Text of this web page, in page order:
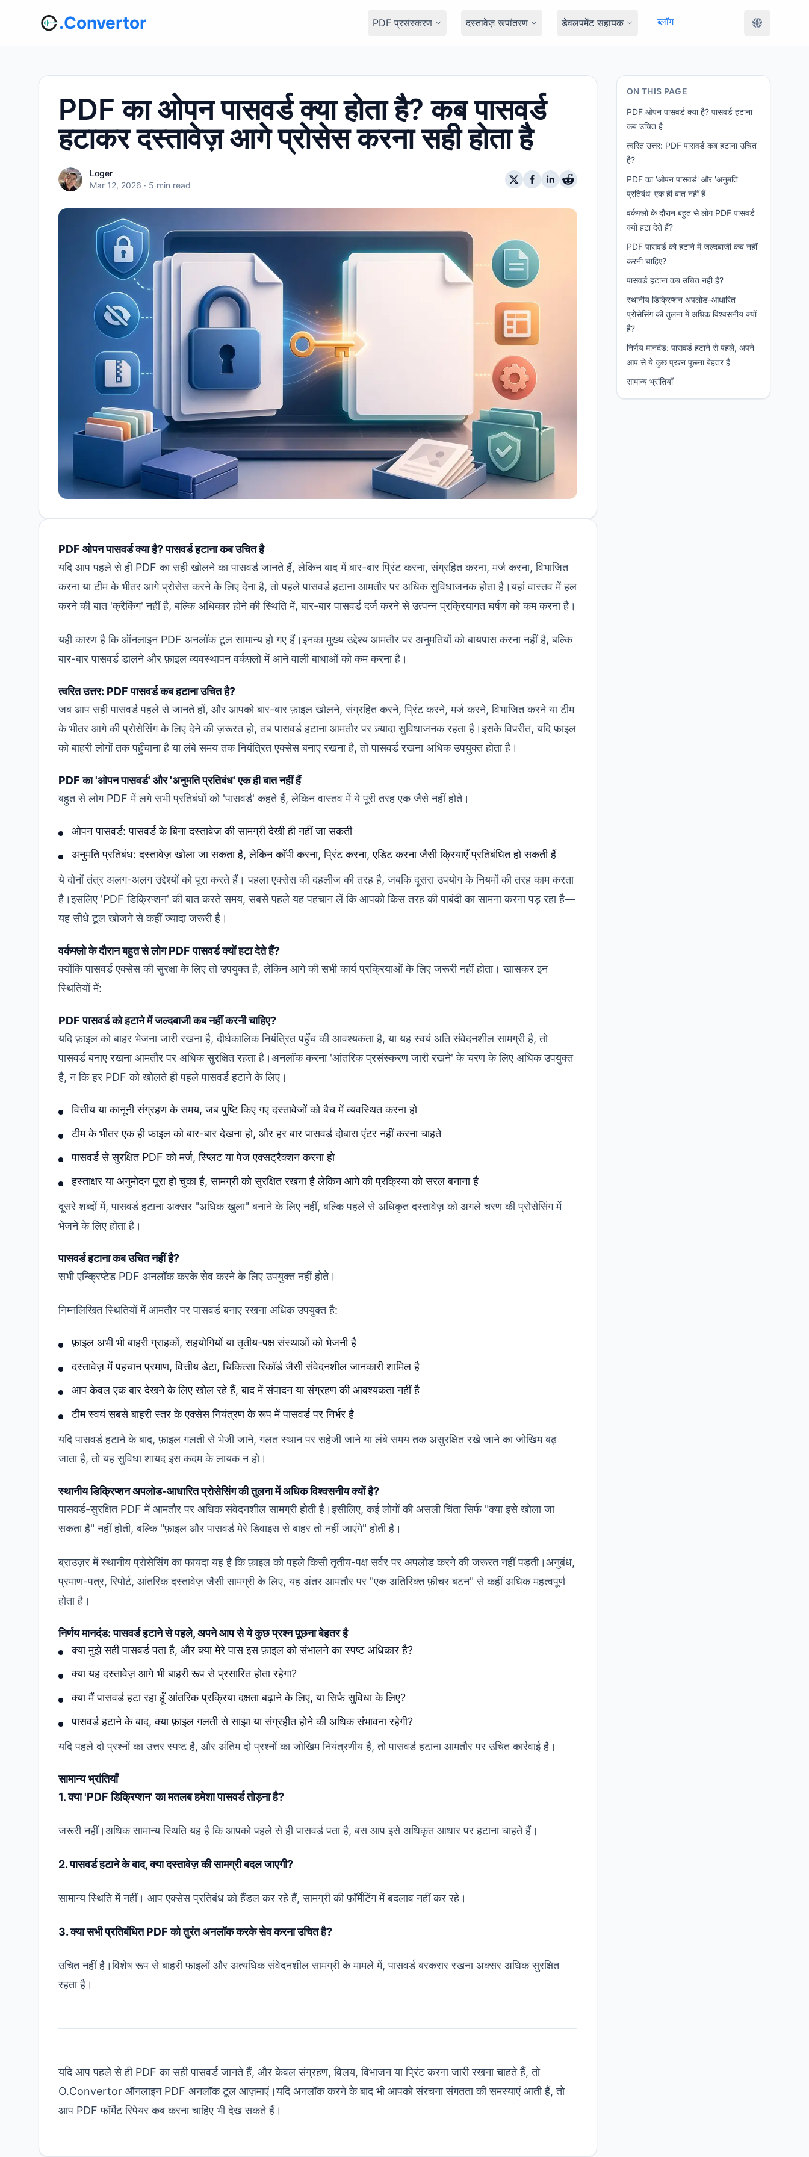
.Convertor PDF प्रसंस्करण दस्तावेज़ रूपांतरण डेवलपमेंट सहायक ब्लॉग
PDF का ओपन पासवर्ड क्या होता है? कब पासवर्ड
हटाकर दस्तावेज़ आगे प्रोसेस करना सही होता है
Loger
Mar 12, 2026 · 5 min read
PDF ओपन पासवर्ड क्या है? पासवर्ड हटाना कब उचित है
यदि आप पहले से ही PDF का सही खोलने का पासवर्ड जानते हैं, लेकिन बाद में बार-बार प्रिंट करना, संग्रहित करना, मर्ज करना, विभाजित
करना या टीम के भीतर आगे प्रोसेस करने के लिए देना है, तो पहले पासवर्ड हटाना आमतौर पर अधिक सुविधाजनक होता है।यहां वास्तव में हल
करने की बात 'क्रैकिंग' नहीं है, बल्कि अधिकार होने की स्थिति में, बार-बार पासवर्ड दर्ज करने से उत्पन्न प्रक्रियागत घर्षण को कम करना है।
यही कारण है किऑनलाइन PDF अनलॉक टूलसामान्य हो गए हैं।इनका मुख्य उद्देश्य आमतौर पर अनुमतियों को बायपास करना नहीं है, बल्कि
बार-बार पासवर्ड डालने और फ़ाइल व्यवस्थापन वर्कफ़्लो में आने वाली बाधाओं को कम करना है।
त्वरित उत्तर: PDF पासवर्ड कब हटाना उचित है?
जब आप सही पासवर्ड पहले से जानते हों, और आपको बार-बार फ़ाइल खोलने, संग्रहित करने, प्रिंट करने, मर्ज करने, विभाजित करने या टीम
के भीतर आगे की प्रोसेसिंग के लिए देने की ज़रूरत हो, तब पासवर्ड हटाना आमतौर पर ज़्यादा सुविधाजनक रहता है।इसके विपरीत, यदि फ़ाइल
को बाहरी लोगों तक पहुँचाना है या लंबे समय तक नियंत्रित एक्सेस बनाए रखना है, तो पासवर्ड रखना अधिक उपयुक्त होता है।
PDF का 'ओपन पासवर्ड' और 'अनुमति प्रतिबंध' एक ही बात नहीं हैं
बहुत से लोग PDF में लगे सभी प्रतिबंधों को 'पासवर्ड' कहते हैं, लेकिन वास्तव में ये पूरी तरह एक जैसे नहीं होते।
ओपन पासवर्ड: पासवर्ड के बिना दस्तावेज़ की सामग्री देखी ही नहीं जा सकती
अनुमति प्रतिबंध: दस्तावेज़ खोला जा सकता है, लेकिन कॉपी करना, प्रिंट करना, एडिट करना जैसी क्रियाएँ प्रतिबंधित हो सकती हैं
ये दोनों तंत्र अलग-अलग उद्देश्यों को पूरा करते हैं। पहला एक्सेस की दहलीज की तरह है, जबकि दूसरा उपयोग के नियमों की तरह काम करता
है।इसलिए 'PDF डिक्रिप्शन' की बात करते समय, सबसे पहले यह पहचान लें कि आपको किस तरह की पाबंदी का सामना करना पड़ रहा है—
यह सीधे टूल खोजने से कहीं ज्यादा जरूरी है।
वर्कफ्लो के दौरान बहुत से लोग PDF पासवर्ड क्यों हटा देते हैं?
क्योंकि पासवर्ड एक्सेस की सुरक्षा के लिए तो उपयुक्त है, लेकिन आगे की सभी कार्य प्रक्रियाओं के लिए जरूरी नहीं होता। खासकर इन
स्थितियों में:
PDF पासवर्ड को हटाने में जल्दबाजी कब नहीं करनी चाहिए?
यदि फ़ाइल को बाहर भेजना जारी रखना है, दीर्घकालिक नियंत्रित पहुँच की आवश्यकता है, या यह स्वयं अति संवेदनशील सामग्री है, तो
पासवर्ड बनाए रखना आमतौर पर अधिक सुरक्षित रहता है।अनलॉक करना 'आंतरिक प्रसंस्करण जारी रखने' के चरण के लिए अधिक उपयुक्त
है, न कि हर PDF को खोलते ही पहले पासवर्ड हटाने के लिए।
वित्तीय या कानूनी संग्रहण के समय, जब पुष्टि किए गए दस्तावेजों को बैच में व्यवस्थित करना हो
टीम के भीतर एक ही फाइल को बार-बार देखना हो, और हर बार पासवर्ड दोबारा एंटर नहीं करना चाहते
पासवर्ड से सुरक्षित PDF को मर्ज, स्प्लिट या पेज एक्सट्रैक्शन करना हो
हस्ताक्षर या अनुमोदन पूरा हो चुका है, सामग्री को सुरक्षित रखना है लेकिन आगे की प्रक्रिया को सरल बनाना है
दूसरे शब्दों में, पासवर्ड हटाना अक्सर "अधिक खुला" बनाने के लिए नहीं, बल्कि पहले से अधिकृत दस्तावेज़ को अगले चरण की प्रोसेसिंग में
भेजने के लिए होता है।
पासवर्ड हटाना कब उचित नहीं है?
सभी एन्क्रिप्टेड PDF अनलॉक करके सेव करने के लिए उपयुक्त नहीं होते।
निम्नलिखित स्थितियों में आमतौर पर पासवर्ड बनाए रखना अधिक उपयुक्त है:
फ़ाइल अभी भी बाहरी ग्राहकों, सहयोगियों या तृतीय-पक्ष संस्थाओं को भेजनी है
दस्तावेज़ में पहचान प्रमाण, वित्तीय डेटा, चिकित्सा रिकॉर्ड जैसी संवेदनशील जानकारी शामिल है
आप केवल एक बार देखने के लिए खोल रहे हैं, बाद में संपादन या संग्रहण की आवश्यकता नहीं है
टीम स्वयं सबसे बाहरी स्तर के एक्सेस नियंत्रण के रूप में पासवर्ड पर निर्भर है
यदि पासवर्ड हटाने के बाद, फ़ाइल गलती से भेजी जाने, गलत स्थान पर सहेजी जाने या लंबे समय तक असुरक्षित रखे जाने का जोखिम बढ़
जाता है, तो यह सुविधा शायद इस कदम के लायक न हो।
स्थानीय डिक्रिप्शन अपलोड-आधारित प्रोसेसिंग की तुलना में अधिक विश्वसनीय क्यों है?
पासवर्ड-सुरक्षित PDF में आमतौर पर अधिक संवेदनशील सामग्री होती है।इसीलिए, कई लोगों की असली चिंता सिर्फ "क्या इसे खोला जा
सकता है" नहीं होती, बल्कि "फ़ाइल और पासवर्ड मेरे डिवाइस से बाहर तो नहीं जाएंगे" होती है।
ब्राउज़र में स्थानीय प्रोसेसिंग का फायदा यह है कि फ़ाइल को पहले किसी तृतीय-पक्ष सर्वर पर अपलोड करने की जरूरत नहीं पड़ती।अनुबंध,
प्रमाण-पत्र, रिपोर्ट, आंतरिक दस्तावेज़ जैसी सामग्री के लिए, यह अंतर आमतौर पर "एक अतिरिक्त फ़ीचर बटन" से कहीं अधिक महत्वपूर्ण
होता है।
निर्णय मानदंड: पासवर्ड हटाने से पहले, अपने आप से ये कुछ प्रश्न पूछना बेहतर है
क्या मुझे सही पासवर्ड पता है, और क्या मेरे पास इस फ़ाइल को संभालने का स्पष्ट अधिकार है?
क्या यह दस्तावेज़ आगे भी बाहरी रूप से प्रसारित होता रहेगा?
क्या मैं पासवर्ड हटा रहा हूँ आंतरिक प्रक्रिया दक्षता बढ़ाने के लिए, या सिर्फ सुविधा के लिए?
पासवर्ड हटाने के बाद, क्या फ़ाइल गलती से साझा या संग्रहीत होने की अधिक संभावना रहेगी?
यदि पहले दो प्रश्नों का उत्तर स्पष्ट है, और अंतिम दो प्रश्नों का जोखिम नियंत्रणीय है, तो पासवर्ड हटाना आमतौर पर उचित कार्रवाई है।
सामान्य भ्रांतियाँ
1. क्या 'PDF डिक्रिप्शन' का मतलब हमेशा पासवर्ड तोड़ना है?
जरूरी नहीं।अधिक सामान्य स्थिति यह है कि आपको पहले से ही पासवर्ड पता है, बस आप इसे अधिकृत आधार पर हटाना चाहते हैं।
2. पासवर्ड हटाने के बाद, क्या दस्तावेज़ की सामग्री बदल जाएगी?
सामान्य स्थिति में नहीं। आप एक्सेस प्रतिबंध को हैंडल कर रहे हैं, सामग्री की फ़ॉर्मेटिंग में बदलाव नहीं कर रहे।
3. क्या सभी प्रतिबंधित PDF को तुरंत अनलॉक करके सेव करना उचित है?
उचित नहीं है।विशेष रूप से बाहरी फाइलों और अत्यधिक संवेदनशील सामग्री के मामले में, पासवर्ड बरकरार रखना अक्सर अधिक सुरक्षित
रहता है।
यदि आप पहले से ही PDF का सही पासवर्ड जानते हैं, और केवल संग्रहण, विलय, विभाजन या प्रिंट करना जारी रखना चाहते हैं, तो
O.Convertor ऑनलाइन PDF अनलॉक टूल आज़माएं।यदि अनलॉक करने के बाद भी आपको संरचना संगतता की समस्याएं आती हैं, तो
आप PDF फॉर्मेट रिपेयर कब करना चाहिए भी देख सकते हैं।
ON THIS PAGE
PDF ओपन पासवर्ड क्या है? पासवर्ड हटाना
कब उचित है
त्वरित उत्तर: PDF पासवर्ड कब हटाना उचित
है?
PDF का 'ओपन पासवर्ड' और 'अनुमति
प्रतिबंध' एक ही बात नहीं हैं
वर्कफ्लो के दौरान बहुत से लोग PDF पासवर्ड
क्यों हटा देते हैं?
PDF पासवर्ड को हटाने में जल्दबाजी कब नहीं
करनी चाहिए?
पासवर्ड हटाना कब उचित नहीं है?
स्थानीय डिक्रिप्शन अपलोड-आधारित
प्रोसेसिंग की तुलना में अधिक विश्वसनीय क्यों
है?
निर्णय मानदंड: पासवर्ड हटाने से पहले, अपने
आप से ये कुछ प्रश्न पूछना बेहतर है
सामान्य भ्रांतियाँ